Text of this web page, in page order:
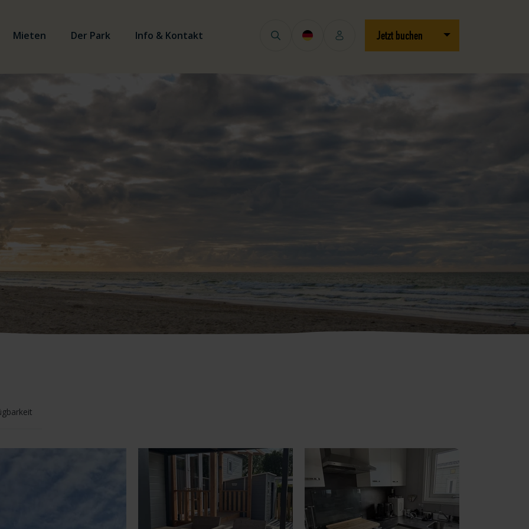
Mieten Der Park Info & Kontakt Jetzt buchen Dropdown öffnen/